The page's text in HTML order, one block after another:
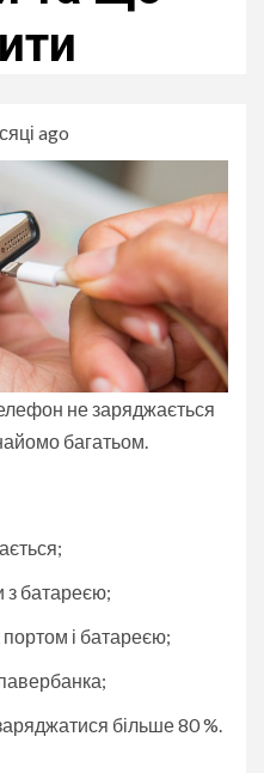
ago
не заряджається
багатьом.
з батареєю;
і батареєю;
більше 80 %.